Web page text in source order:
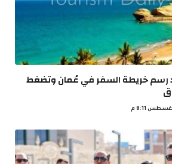
رسم خريطة السفر في عُمان وتضغط